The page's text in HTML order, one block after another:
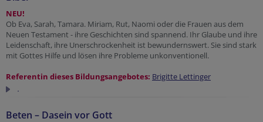
NEU!
Ob Eva, Sarah, Tamara. Miriam, Rut, Naomi oder die Frauen aus dem
Neuen Testament - ihre Geschichten sind spannend. Ihr Glaube und ihre
Leidenschaft, ihre Unerschrockenheit ist bewundernswert. Sie sind stark
mit Gottes Hilfe und lösen ihre Probleme unkonventionell.
Referentin dieses Bildungsangebotes: Brigitte Lettinger
.
Beten – Dasein vor Gott